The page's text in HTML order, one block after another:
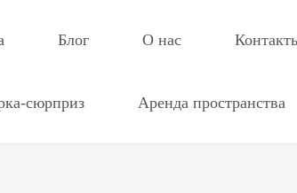
Блог О нас
сюрприз Аренда пространства